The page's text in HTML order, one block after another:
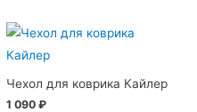
Чехол для коврика Кайлер
1 090 ₽